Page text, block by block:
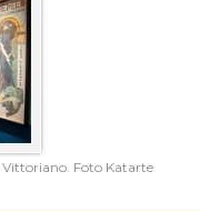
Foto Katarte